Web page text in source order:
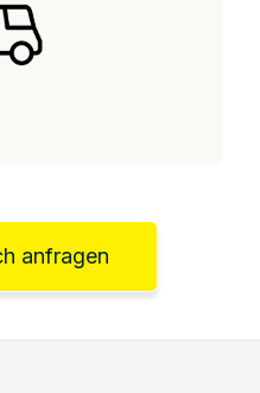
anfragen